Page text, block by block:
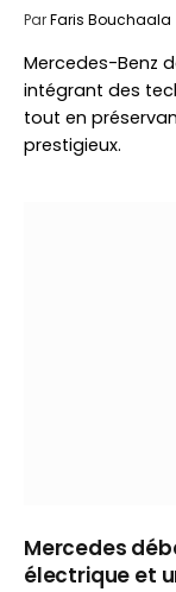
ParFaris Bouchaala
Mercedes-Benz
intégrant des
tout en
prestigieux.
Mercedes
électrique et